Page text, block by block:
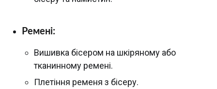
Ремені:
Вишивка бісером на шкіряному або
тканинному ремені.
Плетіння ременя з бісеру.